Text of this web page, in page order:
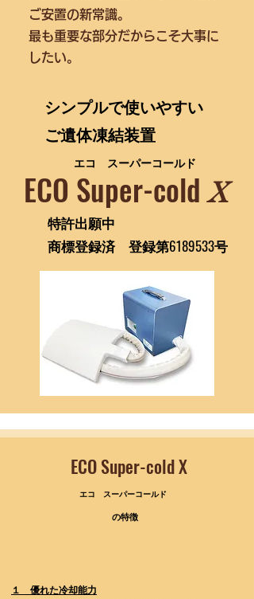
ご安置の新常識​。
最も重要な部分だからこそ大事に
したい。​
​シンプルで使いやすい
ご遺体凍結装置
X
ECO Super-cold
エコ スーパーコールド
​特許出願中
商標登録済 登録第6189533号
ECO Super-cold X
エコ スーパーコールド
の特徴
１ 優れた冷却能力